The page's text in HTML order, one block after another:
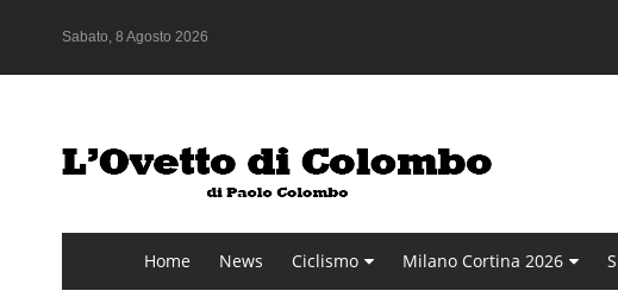
Sabato, 8 Agosto 2026
Home News Ciclismo Milano Cortina 2026